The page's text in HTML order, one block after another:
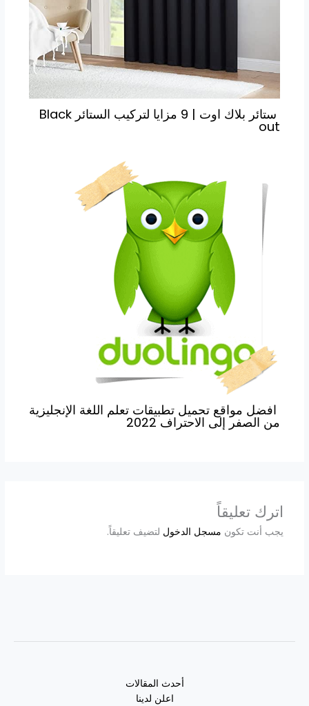
ستائر بلاك اوت | 9 مزايا لتركيب الستائر Black
out
افضل مواقع تحميل تطبيقات تعلم اللغة الإنجليزية
من الصفر إلى الاحتراف 2022
اترك تعليقاً
يجب أنت تكون مسجل الدخول لتضيف تعليقاً.
أحدث المقالات
اعلن لدينا